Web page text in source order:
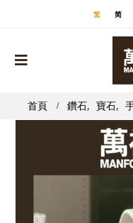
繁 简
首頁 鑽石, 寶石,